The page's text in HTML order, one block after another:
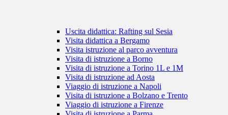
Uscita didattica: Rafting sul Sesia
Visita didattica a Bergamo
Visita istruzione al parco avventura
Visita di istruzione a Borno
Visita di istruzione a Torino 1L e 1M
Visita di istruzione ad Aosta
Viaggio di istruzione a Napoli
Visita di istruzione a Bolzano e Trento
Viaggio di istruzione a Firenze